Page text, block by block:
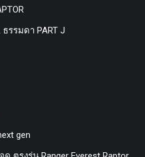
รรมดา PART J
gen